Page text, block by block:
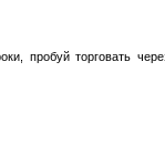
пробуй торговать